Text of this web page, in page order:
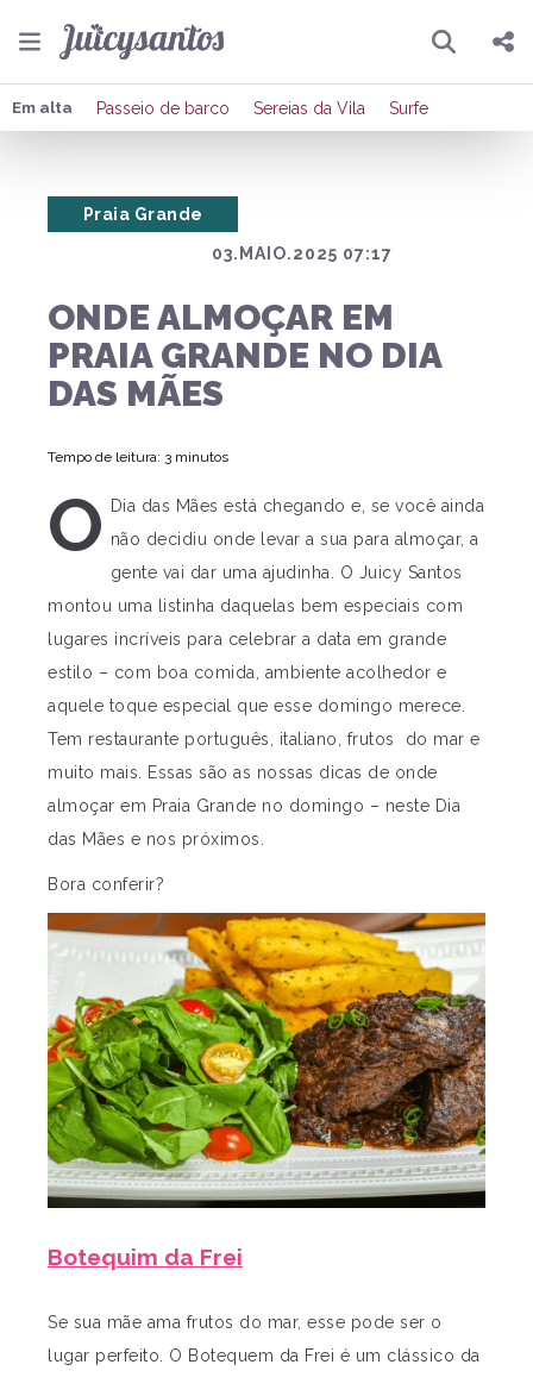
Pesquisar
Compartilhar
Publicar no X
Em alta Passeio de barco Sereias da Vila Surfe
03.MAIO.2025 07:17
Praia Grande
ONDE ALMOÇAR EM
PRAIA GRANDE NO DIA
DAS MÃES
Tempo de leitura: 3 minutos
O
Dia das Mães está chegando e, se você ainda
não decidiu onde levar a sua para almoçar, a
gente vai dar uma ajudinha. O Juicy Santos
montou uma listinha daquelas bem especiais com
lugares incríveis para celebrar a data em grande
estilo – com boa comida, ambiente acolhedor e
aquele toque especial que esse domingo merece.
Tem restaurante português, italiano, frutos do mar e
muito mais. Essas são as nossas dicas de onde
almoçar em Praia Grande no domingo – neste Dia
das Mães e nos próximos.
Bora conferir?
Botequim da Frei
Se sua mãe ama frutos do mar, esse pode ser o
lugar perfeito. O Botequem da Frei é um clássico da